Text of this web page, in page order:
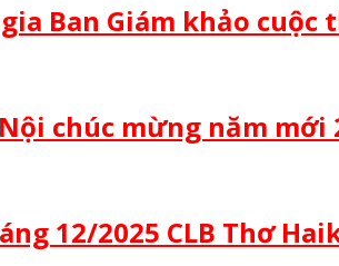
Ban Giám khảo
chúc mừng năm mới
12/2025 CLB Thơ